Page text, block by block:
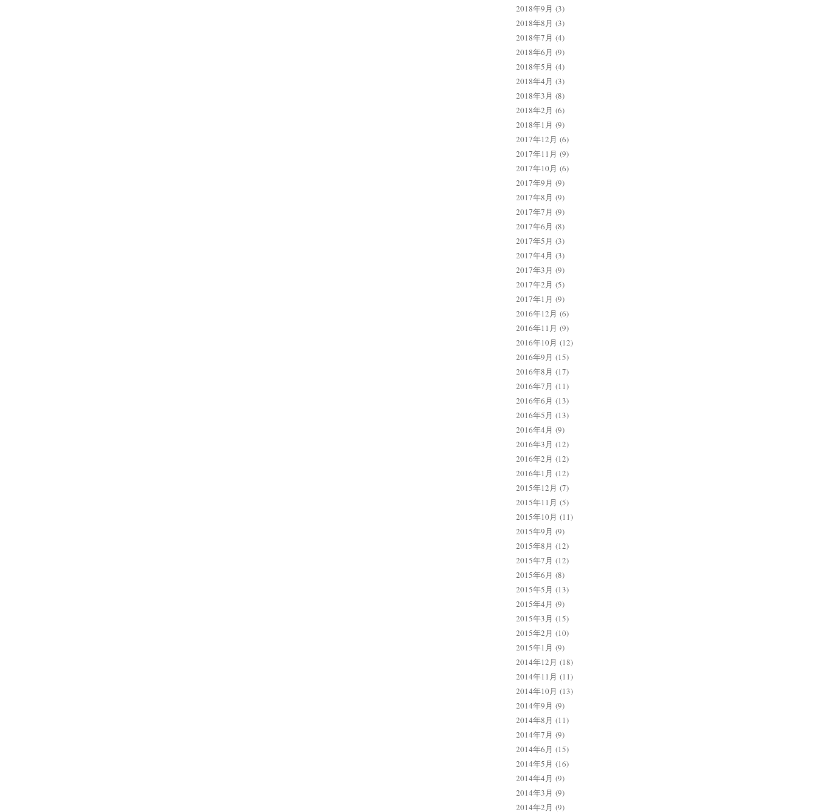
2018年9月 (3)
2018年8月 (3)
2018年7月 (4)
2018年6月 (9)
2018年5月 (4)
2018年4月 (3)
2018年3月 (8)
2018年2月 (6)
2018年1月 (9)
2017年12月 (6)
2017年11月 (9)
2017年10月 (6)
2017年9月 (9)
2017年8月 (9)
2017年7月 (9)
2017年6月 (8)
2017年5月 (3)
2017年4月 (3)
2017年3月 (9)
2017年2月 (5)
2017年1月 (9)
2016年12月 (6)
2016年11月 (9)
2016年10月 (12)
2016年9月 (15)
2016年8月 (17)
2016年7月 (11)
2016年6月 (13)
2016年5月 (13)
2016年4月 (9)
2016年3月 (12)
2016年2月 (12)
2016年1月 (12)
2015年12月 (7)
2015年11月 (5)
2015年10月 (11)
2015年9月 (9)
2015年8月 (12)
2015年7月 (12)
2015年6月 (8)
2015年5月 (13)
2015年4月 (9)
2015年3月 (15)
2015年2月 (10)
2015年1月 (9)
2014年12月 (18)
2014年11月 (11)
2014年10月 (13)
2014年9月 (9)
2014年8月 (11)
2014年7月 (9)
2014年6月 (15)
2014年5月 (16)
2014年4月 (9)
2014年3月 (9)
2014年2月 (9)